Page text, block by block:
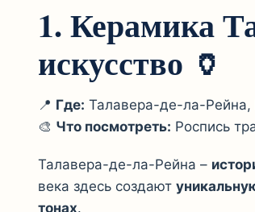
1. Керамика
искусство 🏺
📍 Где: Талавера-де-ла-
🎨 Что посмотреть: Роспись
Талавера-де-ла-Рейна –
века здесь создают
тонах.